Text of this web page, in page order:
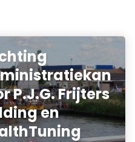
P.J.G. Frijters
en